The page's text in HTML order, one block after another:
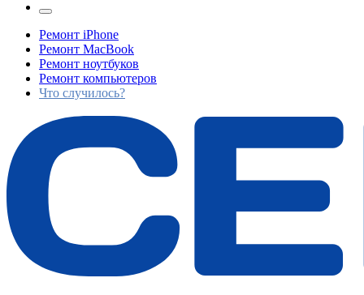
Ремонт iPhone
Ремонт MacBook
Ремонт ноутбуков
Ремонт компьютеров
Что случилось?